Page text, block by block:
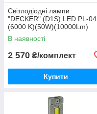
Світлодіодні лампи
"DECKER" (D1S) LED PL-04
(6000 K)(50W)(10000Lm)
(12V)
В наявності
2 570 ₴/комплект
Купити